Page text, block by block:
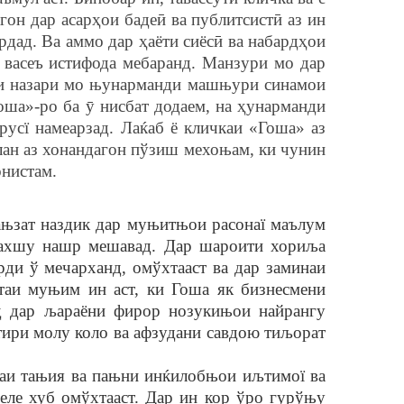
дар асарҳои бадеӣ ва публитсистӣ аз ин
Ва аммо дар ҳаёти сиёсӣ ва набардҳои
истифода мебаранд. Манзури мо дар
назари мо њунарманди машњури синамои
ро ба ӯ нисбат додаем, на ҳунарманди
намеарзад. Лаќаб ё кличкаи «Гоша» аз
аз хонандагон пўзиш мехоњам, ки чунин
наздик дар муњитњои расонаї маълум
нашр мешавад. Дар шароити хориља
ў мечарханд, омўхтааст ва дар заминаи
муњим ин аст, ки Гоша як бизнесмени
дар љараёни фирор нозукињои найрангу
молу коло ва афзудани савдою тиљорат
тањия ва пањни инќилобњои иљтимої ва
хуб омўхтааст. Дар ин кор ўро гурўњу